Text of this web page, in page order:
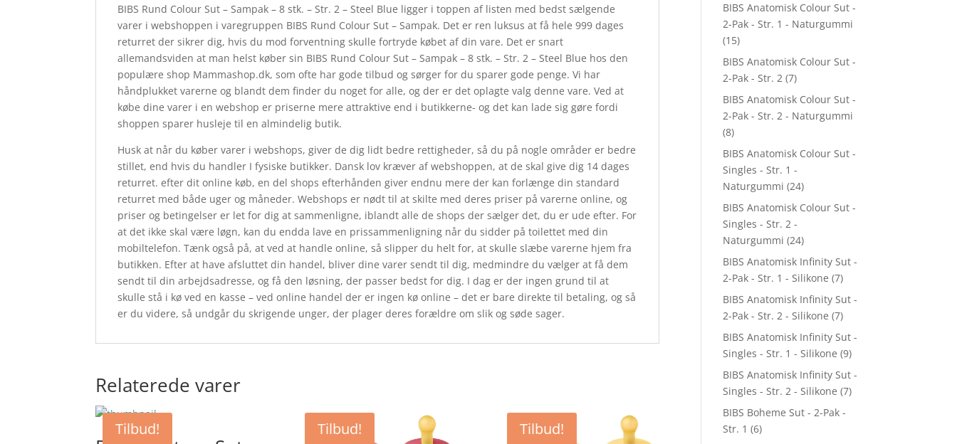
BIBS Rund Colour Sut – Sampak – 8 stk. – Str. 2 – Steel Blue ligger i toppen af listen med bedst sælgende
varer i webshoppen i varegruppen BIBS Rund Colour Sut – Sampak. Det er ren luksus at få hele 999 dages
returret der sikrer dig, hvis du mod forventning skulle fortryde købet af din vare. Det er snart
allemandsviden at man helst køber sin BIBS Rund Colour Sut – Sampak – 8 stk. – Str. 2 – Steel Blue hos den
populære shop Mammashop.dk, som ofte har gode tilbud og sørger for du sparer gode penge. Vi har
håndplukket varerne og blandt dem finder du noget for alle, og der er det oplagte valg denne vare. Ved at
købe dine varer i en webshop er priserne mere attraktive end i butikkerne- og det kan lade sig gøre fordi
shoppen sparer husleje til en almindelig butik.
Husk at når du køber varer i webshops, giver de dig lidt bedre rettigheder, så du på nogle områder er bedre
stillet, end hvis du handler I fysiske butikker. Dansk lov kræver af webshoppen, at de skal give dig 14 dages
returret. efter dit online køb, en del shops efterhånden giver endnu mere der kan forlænge din standard
returret med både uger og måneder. Webshops er nødt til at skilte med deres priser på varerne online, og
priser og betingelser er let for dig at sammenligne, iblandt alle de shops der sælger det, du er ude efter. For
at det ikke skal være løgn, kan du endda lave en prissammenligning når du sidder på toilettet med din
mobiltelefon. Tænk også på, at ved at handle online, så slipper du helt for, at skulle slæbe varerne hjem fra
butikken. Efter at have afsluttet din handel, bliver dine varer sendt til dig, medmindre du vælger at få dem
sendt til din arbejdsadresse, og få den løsning, der passer bedst for dig. I dag er der ingen grund til at
skulle stå i kø ved en kasse – ved online handel der er ingen kø online – det er bare direkte til betaling, og så
er du videre, så undgår du skrigende unger, der plager deres forældre om slik og søde sager.
Relaterede varer
Tilbud! Tilbud! Tilbud!
BIBS Anatomisk Colour Sut -
2-Pak - Str. 1 - Naturgummi
(15)
BIBS Anatomisk Colour Sut -
2-Pak - Str. 2 (7)
BIBS Anatomisk Colour Sut -
2-Pak - Str. 2 - Naturgummi
(8)
BIBS Anatomisk Colour Sut -
Singles - Str. 1 -
Naturgummi (24)
BIBS Anatomisk Colour Sut -
Singles - Str. 2 -
Naturgummi (24)
BIBS Anatomisk Infinity Sut -
2-Pak - Str. 1 - Silikone (7)
BIBS Anatomisk Infinity Sut -
2-Pak - Str. 2 - Silikone (7)
BIBS Anatomisk Infinity Sut -
Singles - Str. 1 - Silikone (9)
BIBS Anatomisk Infinity Sut -
Singles - Str. 2 - Silikone (7)
BIBS Boheme Sut - 2-Pak -
Str. 1 (6)